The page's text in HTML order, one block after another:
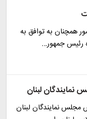
همچنان به توافق به
رئیس جمهور…
نمایندگان لبنان
نمایندگان لبنان